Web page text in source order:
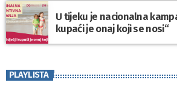
U tijeku je nacionalna
kupaći je onaj koji se nosi“
PLAYLISTA